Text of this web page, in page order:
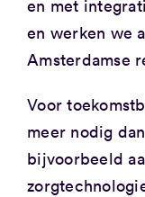
en met
en werken we
Amsterdamse
Voor
meer nodig
bijvoorbeeld